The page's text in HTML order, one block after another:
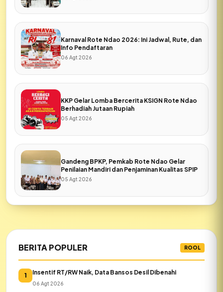
Karnaval Rote Ndao 2026: Ini Jadwal, Rute, dan
Info Pendaftaran
06 Agt 2026
KKP Gelar Lomba Bercerita KSIGN Rote Ndao
Berhadiah Jutaan Rupiah
05 Agt 2026
Gandeng BPKP, Pemkab Rote Ndao Gelar
Penilaian Mandiri dan Penjaminan Kualitas SPIP
05 Agt 2026
BERITA POPULER ROOL
1 Insentif RT/RW Naik, Data Bansos Desil Dibenahi
06 Agt 2026